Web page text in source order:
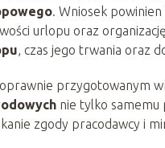
. Wniosek
urlopu oraz
, czas jego trwania oraz
przygotowanym
nie tylko samemu
zgody pracodawcy i